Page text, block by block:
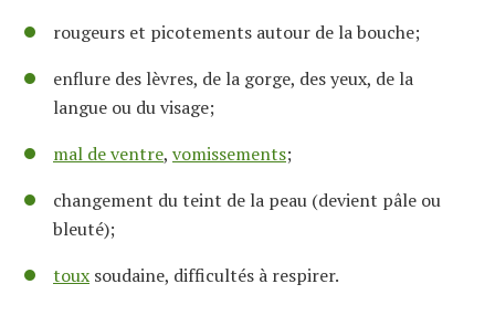
rougeurs et picotements autour de la bouche;
enflure des lèvres, de la gorge, des yeux, de la
langue ou du visage;
mal de ventre, vomissements;
changement du teint de la peau (devient pâle ou
bleuté);
toux soudaine, difficultés à respirer.